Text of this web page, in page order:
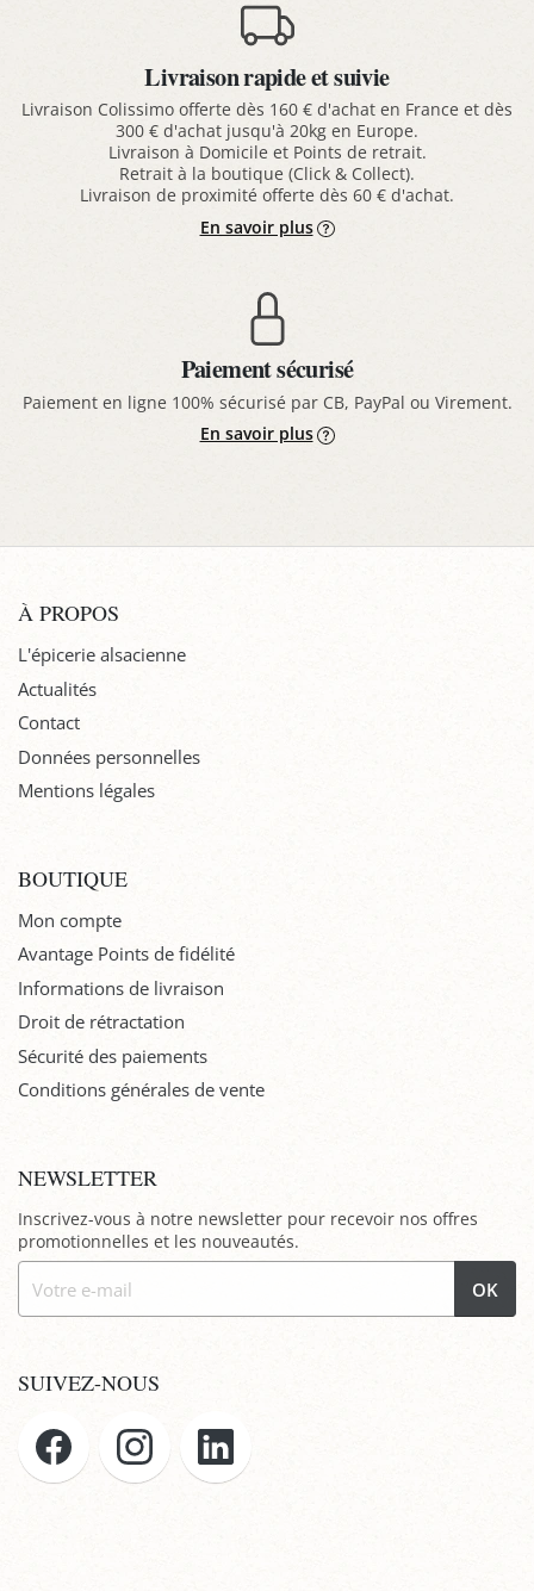
Livraison rapide et suivie
Livraison Colissimo offerte dès 160 € d'achat en France et dès
300 € d'achat jusqu'à 20kg en Europe.
Livraison à Domicile et Points de retrait.
Retrait à la boutique (Click & Collect).
Livraison de proximité offerte dès 60 € d'achat.
En savoir plus
Paiement sécurisé
Paiement en ligne 100% sécurisé par CB, PayPal ou Virement.
En savoir plus
À PROPOS
L'épicerie alsacienne
Actualités
Contact
Données personnelles
Mentions légales
BOUTIQUE
Mon compte
Avantage Points de fidélité
Informations de livraison
Droit de rétractation
Sécurité des paiements
Conditions générales de vente
NEWSLETTER
Inscrivez-vous à notre newsletter pour recevoir nos offres
promotionnelles et les nouveautés.
OK
SUIVEZ-NOUS